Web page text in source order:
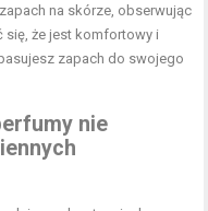
na skórze, obserwując
że jest komfortowy i
zapach do swojego
nie